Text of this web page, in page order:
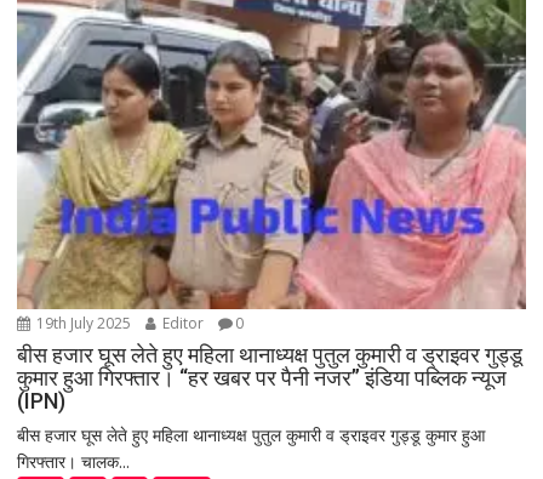
19th July 2025 Editor 0
बीस हजार घूस लेते हुए महिला थानाध्यक्ष पुतुल कुमारी व ड्राइवर गुड्डू
कुमार हुआ गिरफ्तार। “हर खबर पर पैनी नजर” इंडिया पब्लिक न्यूज
(IPN)
बीस हजार घूस लेते हुए महिला थानाध्यक्ष पुतुल कुमारी व ड्राइवर गुड्डू कुमार हुआ
गिरफ्तार। चालक...